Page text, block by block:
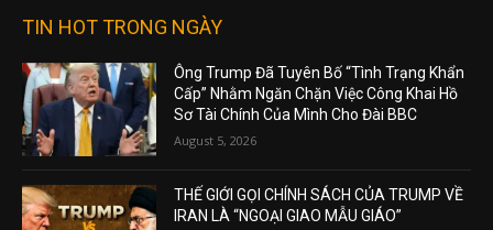
TIN HOT TRONG NGÀY
Ông Trump Đã Tuyên Bố “Tình Trạng Khẩn
Cấp” Nhằm Ngăn Chặn Việc Công Khai Hồ
Sơ Tài Chính Của Mình Cho Đài BBC
August 5, 2026
THẾ GIỚI GỌI CHÍNH SÁCH CỦA TRUMP VỀ
IRAN LÀ “NGOẠI GIAO MẪU GIÁO”